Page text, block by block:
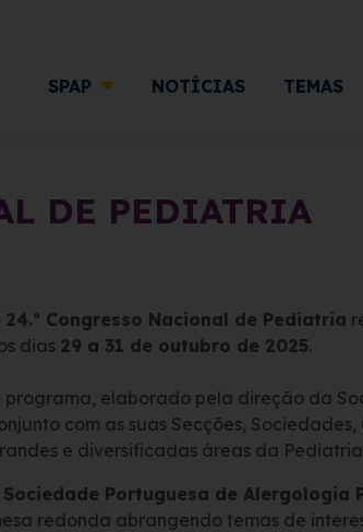
SPAP NOTÍCIAS TEMAS
DE PEDIATRIA
24.º Congresso Nacional de Pediatria
dias 29 a 31 de outubro de 2025.
programa, elaborado pela direção da
com as suas Secções,
e diversificadas áreas da
Sociedade Portuguesa de Alergologia
redonda abrangendo temas de